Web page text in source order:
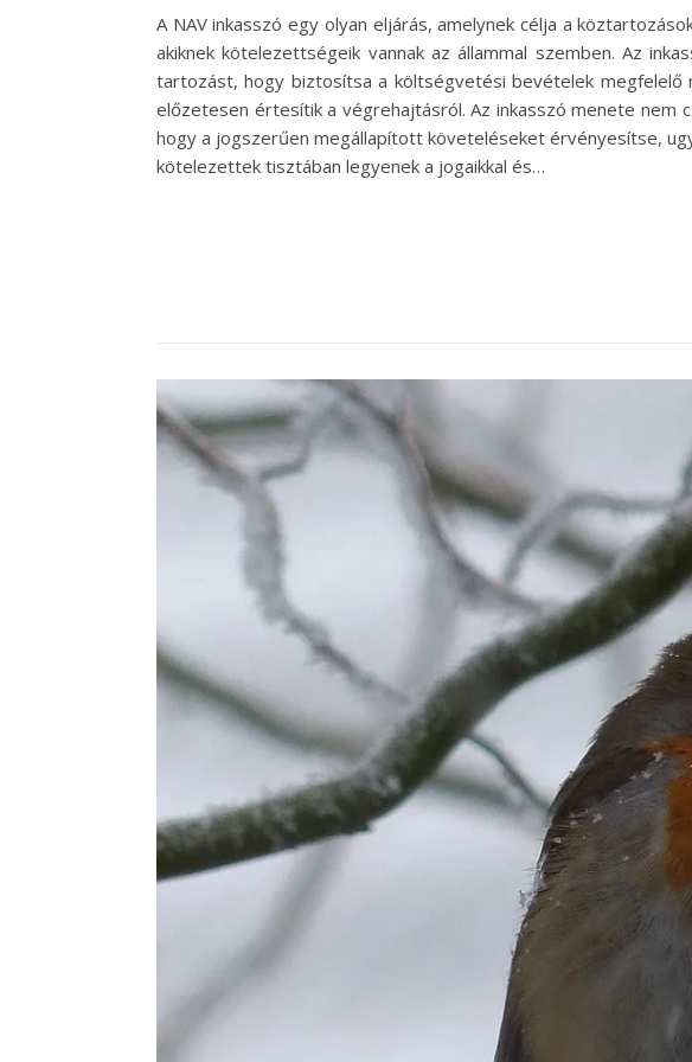
A NAV inkasszó egy olyan eljárás, amelynek célja a
akiknek kötelezettségeik vannak az állammal szemben. Az
tartozást, hogy biztosítsa a költségvetési bevételek
előzetesen értesítik a végrehajtásról. Az inkasszó menete nem
hogy a jogszerűen megállapított követeléseket érvényesítse,
kötelezettek tisztában legyenek a jogaikkal és…